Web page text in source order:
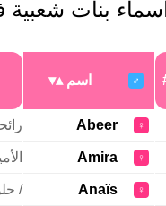
أسماء بنات شعبية
♂ اسم
♀
Abeer
♀
Amira
♀
Anaïs
/